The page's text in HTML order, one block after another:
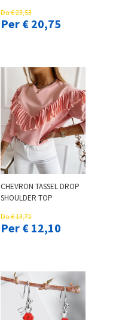
Da € 23,53
Per € 20,75
CHEVRON TASSEL DROP
SHOULDER TOP
Da € 13,72
Per € 12,10